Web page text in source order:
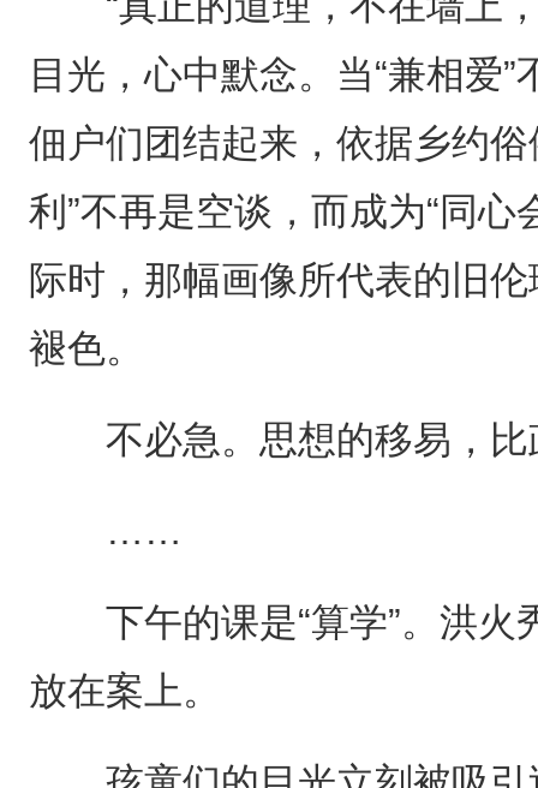
目光，心中默念。当“兼相爱
佃户们团结起来，依据乡约
利”不再是空谈，而成为“同
际时，那幅画像所代表的旧
褪色。
不必急。思想的移易，比
……
下午的课是“算学”。洪火
放在案上。